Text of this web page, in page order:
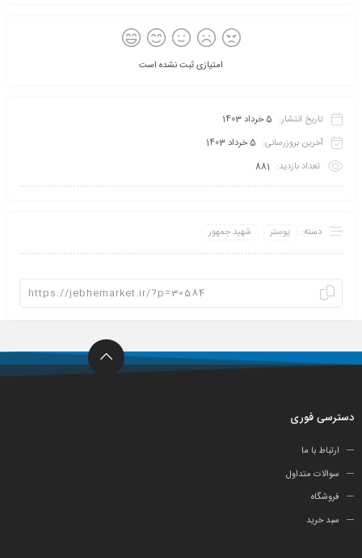
امتیازی ثبت نشده است
تاریخ انتشار: 5 خرداد 1403
آخرین بروزرسانی: 5 خرداد 1403
تعداد بازدید: 881
دسته: پوستر شهید جمهور
دسترسی فوری
ارتباط با ما
سوالات متداول
فروشگاه
سبد خرید